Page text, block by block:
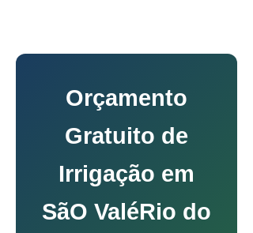
Orçamento
Gratuito de
Irrigação em
SãO ValéRio do